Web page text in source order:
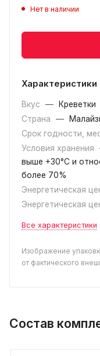
Нет в наличии
Характеристики
Вкус —
Креветки
Страна
—
Срок годности,
Условия хранения
выше +30°C и
более 70%
Энергетическая
Энергетическая
Все характеристики
Изображение
от фактического
Состав